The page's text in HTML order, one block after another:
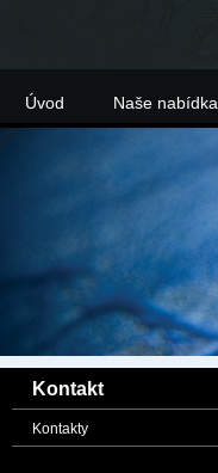
Úvod Naše nabídka
Kontakt
Kontakty